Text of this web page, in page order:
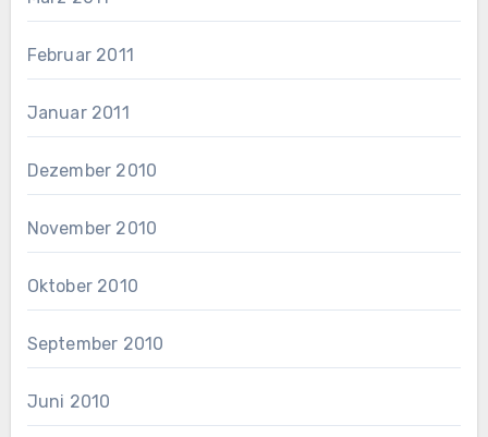
Februar 2011
Januar 2011
Dezember 2010
November 2010
Oktober 2010
September 2010
Juni 2010